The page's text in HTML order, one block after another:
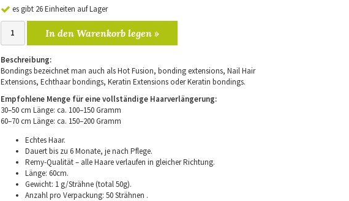
es gibt 26 Einheiten auf Lager
In den Warenkorb legen »
Beschreibung:
Bondings bezeichnet man auch als Hot Fusion, bonding extensions, Nail Hair
Extensions, Echthaar bondings, Keratin Extensions oder Keratin bondings.
Empfohlene Menge für eine vollständige Haarverlängerung:
30–50 cm Länge: ca. 100–150 Gramm
60–70 cm Länge: ca. 150–200 Gramm
Echtes Haar.
Dauert bis zu 6 Monate, je nach Pflege.
Remy-Qualität – alle Haare verlaufen in gleicher Richtung.
Länge: 60cm.
Gewicht: 1 g/Strähne (total 50g).
Anzahl pro Verpackung: 50 Strähnen .